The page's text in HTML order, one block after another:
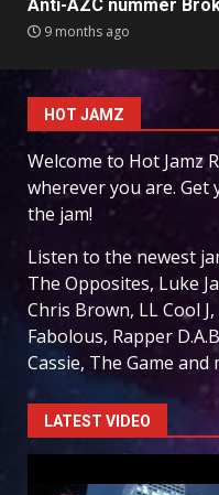
Anti-AZC nummer
9 months ago
HOT JAMZ
Welcome to Hot Jamz
wherever you are.
the jam!
Listen to the newest
The Opposites, Luke
Chris Brown, LL Cool
Fabolous, Rapper
Cassie, The Game and
LATEST VIDEO